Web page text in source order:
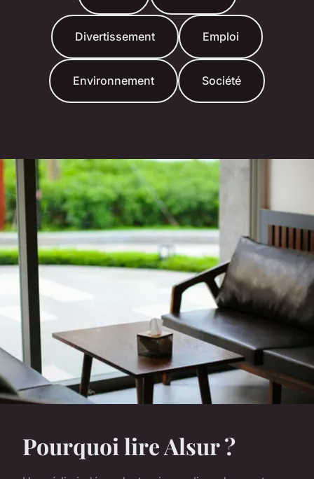
Divertissement Emploi
Environnement Société
Pourquoi lire Alsur ?